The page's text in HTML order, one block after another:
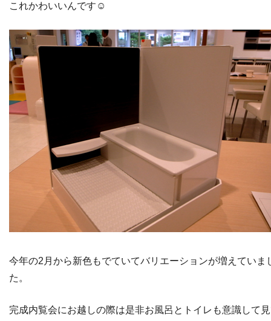
これかわいいんです☺
今年の2月から新色もでていてバリエーションが増えていま
た。
完成内覧会にお越しの際は是非お風呂とトイレも意識して